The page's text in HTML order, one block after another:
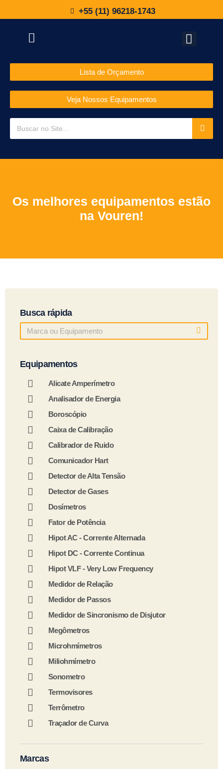
+55 (11) 96218-1743
Lista de Orçamento
Veja Nossos Equipamentos
Os melhores equipamentos estão
na Vouren!
Busca rápida
Equipamentos
Alicate Amperímetro
Analisador de Energia
Boroscópio
Caixa de Calibração
Calibrador de Ruido
Comunicador Hart
Detector de Alta Tensão
Detector de Gases
Dosímetros
Fator de Potência
Hipot AC - Corrente Alternada
Hipot DC - Corrente Continua
Hipot VLF - Very Low Frequency
Medidor de Relação
Medidor de Passos
Medidor de Sincronismo de Disjutor
Megômetros
Microhmímetros
Miliohmímetro
Sonometro
Termovisores
Terrômetro
Traçador de Curva
Marcas